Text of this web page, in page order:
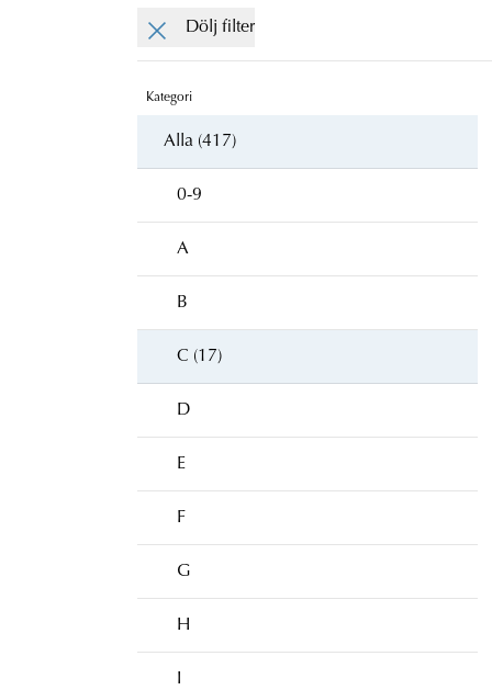
Dölj filter
Kategori
Alla (417)
0-9
A
B
C (17)
D
E
F
G
H
I